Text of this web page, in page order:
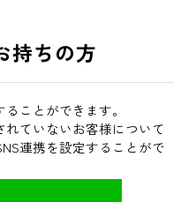
持ちの方
ことができます。
れていないお客様について
連携を設定することがで